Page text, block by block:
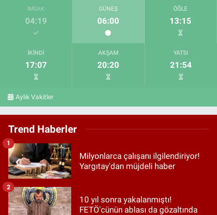
İMSAK
04:19
GÜNEŞ
06:00
ÖĞLE
13:15
İKINDI
17:07
AKŞAM
20:20
YATSI
21:54
Aylık Vakitler
Trend Haberler
Milyonlarca çalışanı ilgilendiriyor!
Yargıtay'dan müjdeli haber
1
10 yıl sonra yakalanmıştı!
FETÖ'cünün ablası da gözaltında
2